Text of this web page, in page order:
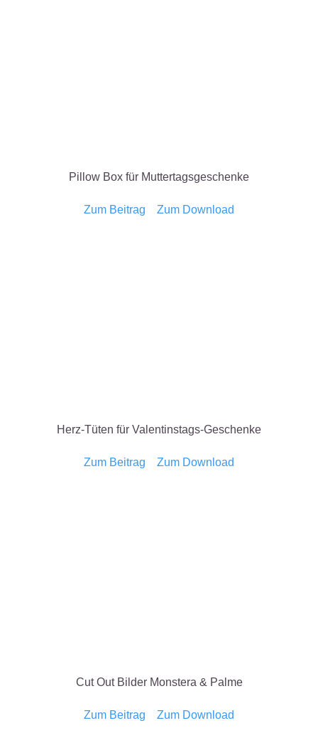
Pillow Box für Muttertagsgeschenke
Zum Beitrag Zum Download
Herz-Tüten für Valentinstags-Geschenke
Zum Beitrag Zum Download
Cut Out Bilder Monstera & Palme
Zum Beitrag Zum Download